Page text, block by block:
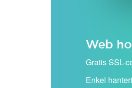
Web
Gratis SSL-
Enkel